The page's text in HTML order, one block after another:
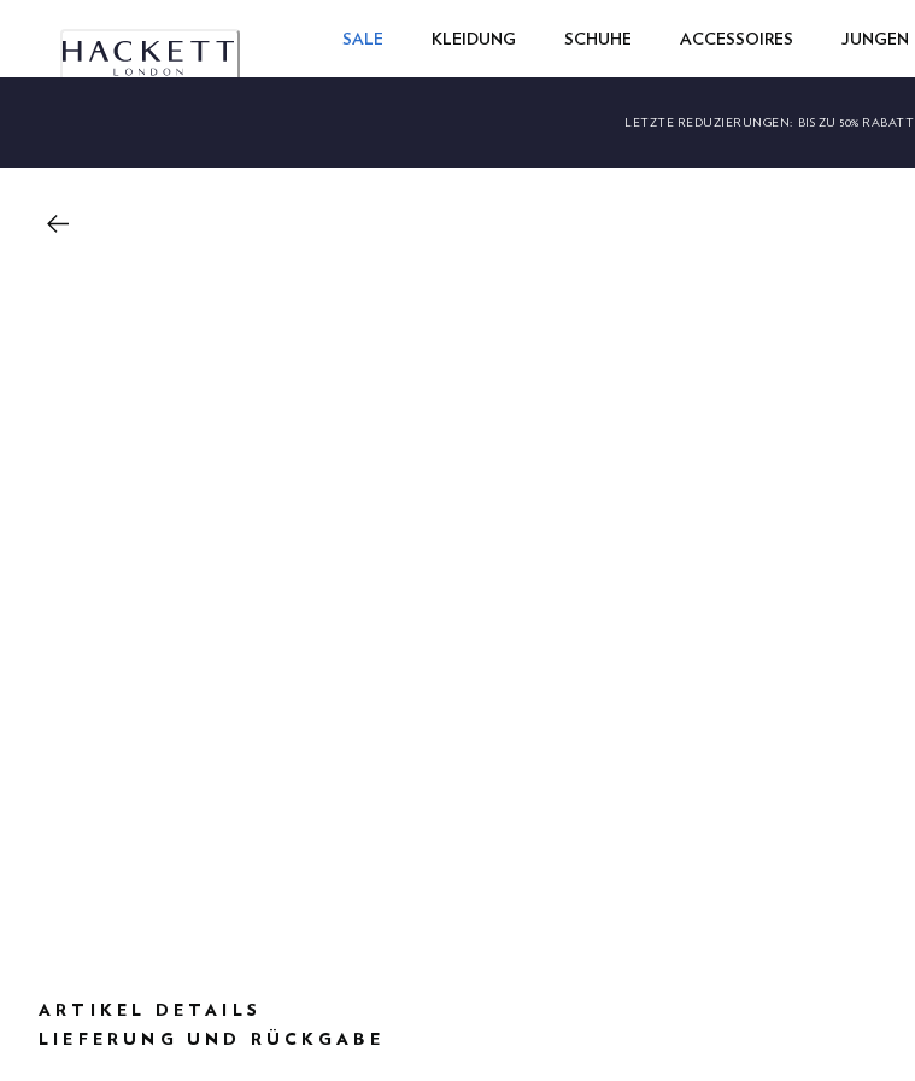
SALE KLEIDUNG SCHUHE ACCESSOIRES JUNGEN
LETZTE REDUZIERUNGEN: BIS ZU 50% RABATT
ARTIKEL DETAILS
LIEFERUNG UND RÜCKGABE